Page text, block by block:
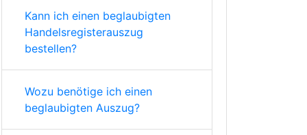
Kann ich einen beglaubigten
Handelsregisterauszug
bestellen?
Wozu benötige ich einen
beglaubigten Auszug?